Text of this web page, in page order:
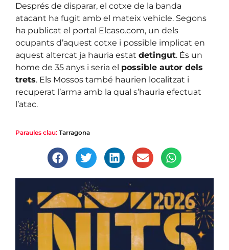
Després de disparar, el cotxe de la banda
atacant ha fugit amb el mateix vehicle. Segons
ha publicat el portal Elcaso.com, un dels
ocupants d’aquest cotxe i possible implicat en
aquest altercat ja hauria estat detingut. És un
home de 35 anys i seria el possible autor dels
trets. Els Mossos també haurien localitzat i
recuperat l’arma amb la qual s’hauria efectuat
l’atac.
Paraules clau: Tarragona